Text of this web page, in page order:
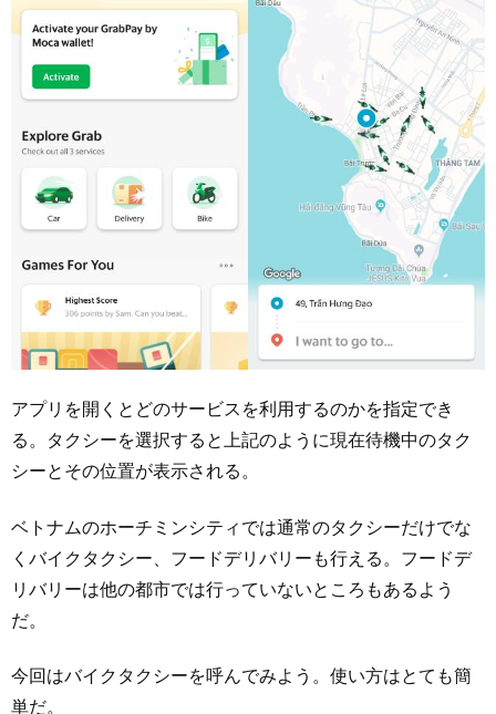
アプリを開くとどのサービスを利用するのかを指定でき
る。タクシーを選択すると上記のように現在待機中のタク
シーとその位置が表示される。
ベトナムのホーチミンシティでは通常のタクシーだけでな
くバイクタクシー、フードデリバリーも行える。フードデ
リバリーは他の都市では行っていないところもあるよう
だ。
今回はバイクタクシーを呼んでみよう。使い方はとても簡
単だ。